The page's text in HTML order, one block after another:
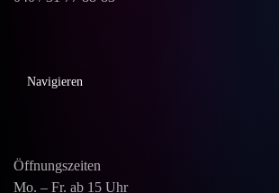
Navigieren
Öffnungszeiten
Mo. – Fr. ab 15 Uhr